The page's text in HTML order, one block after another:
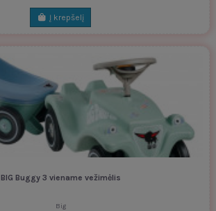
Į krepšelį
BIG Buggy 3 viename vežimėlis
Big